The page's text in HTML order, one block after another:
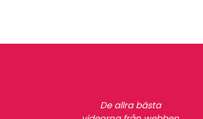
De allra bästa